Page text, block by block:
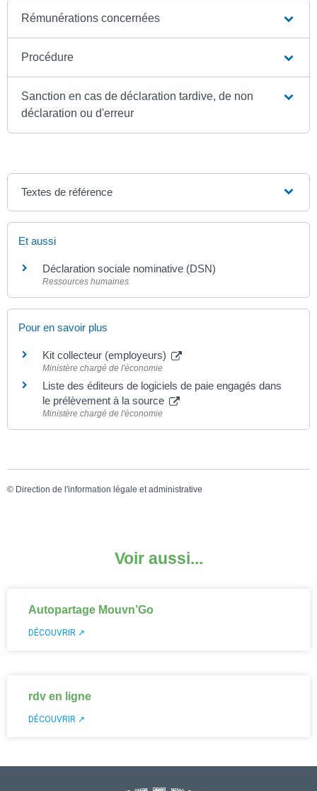
Rémunérations concernées
Procédure
Sanction en cas de déclaration tardive, de non
déclaration ou d'erreur
Textes de référence
Et aussi
Déclaration sociale nominative (DSN)
Ressources humaines
Pour en savoir plus
Kit collecteur (employeurs)
Ministère chargé de l'économie
Liste des éditeurs de logiciels de paie engagés dans
le prélèvement à la source
Ministère chargé de l'économie
© Direction de l'information légale et administrative
Voir aussi...
Autopartage Mouvn’Go
DÉCOUVRIR ↗
rdv en ligne
DÉCOUVRIR ↗